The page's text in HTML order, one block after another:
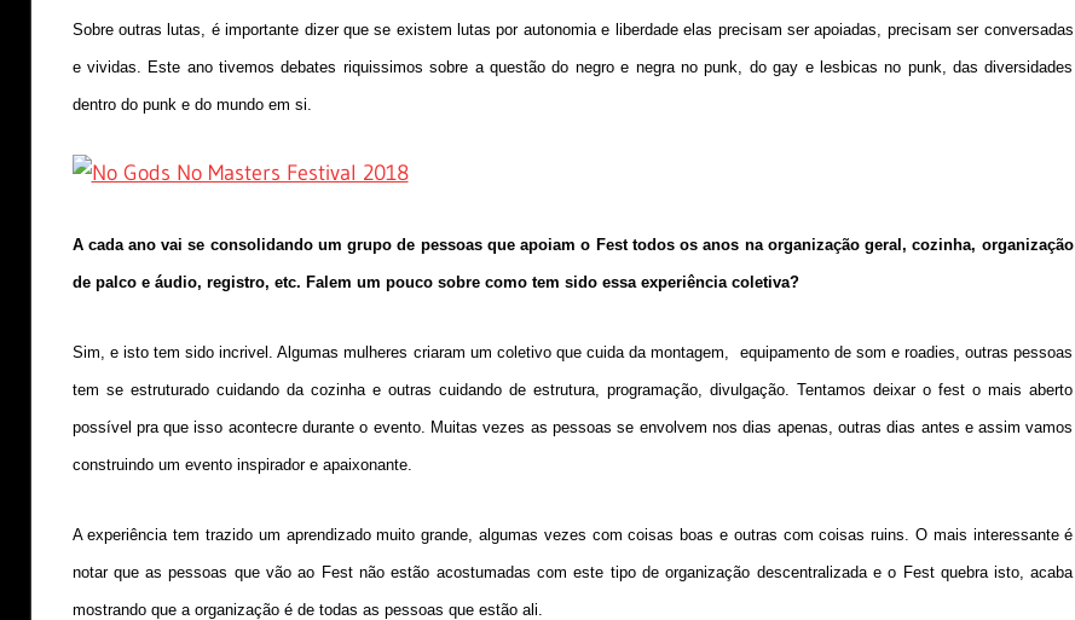
Sobre outras lutas, é importante dizer que se existem lutas por autonomia e liberdade elas precisam ser apoiadas, precisam ser conversadas
e vividas. Este ano tivemos debates riquissimos sobre a questão do negro e negra no punk, do gay e lesbicas no punk, das diversidades
dentro do punk e do mundo em si.
A cada ano vai se consolidando um grupo de pessoas que apoiam o Fest todos os anos na organização geral, cozinha, organização
de palco e áudio, registro, etc. Falem um pouco sobre como tem sido essa experiência coletiva?
Sim, e isto tem sido incrivel. Algumas mulheres criaram um coletivo que cuida da montagem, equipamento de som e roadies, outras pessoas
tem se estruturado cuidando da cozinha e outras cuidando de estrutura, programação, divulgação. Tentamos deixar o fest o mais aberto
possível pra que isso acontecre durante o evento. Muitas vezes as pessoas se envolvem nos dias apenas, outras dias antes e assim vamos
construindo um evento inspirador e apaixonante.
A experiência tem trazido um aprendizado muito grande, algumas vezes com coisas boas e outras com coisas ruins. O mais interessante é
notar que as pessoas que vão ao Fest não estão acostumadas com este tipo de organização descentralizada e o Fest quebra isto, acaba
mostrando que a organização é de todas as pessoas que estão ali.